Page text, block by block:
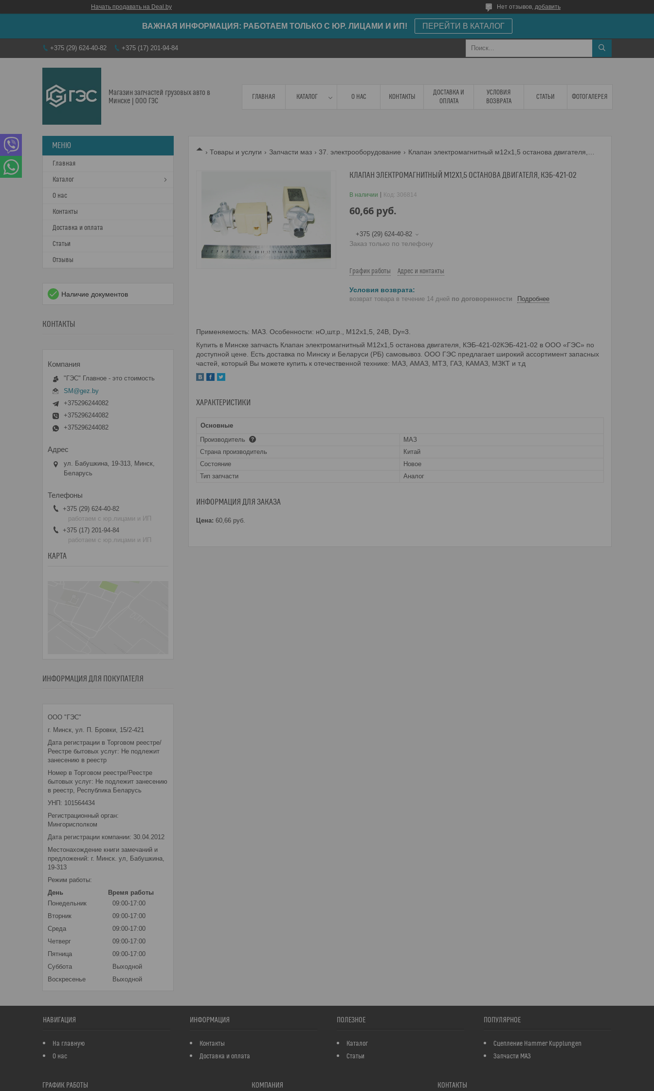
Начать продавать на Deal.by Нет отзывов, добавить
ВАЖНАЯ ИНФОРМАЦИЯ: РАБОТАЕМ ТОЛЬКО С ЮР. ЛИЦАМИ И ИП! ПЕРЕЙТИ В КАТАЛОГ
+375 (29) 624-40-82 +375 (17) 201-94-84
Магазин запчастей грузовых авто в
Минске | ООО ГЭС
ГЛАВНАЯ КАТАЛОГ О НАС КОНТАКТЫ
ДОСТАВКА И
ОПЛАТА
УСЛОВИЯ
ВОЗВРАТА
СТАТЬИ ФОТОГАЛЕРЕЯ
Товары и услуги Запчасти маз 37. электрооборудование
КЛАПАН ЭЛЕКТРОМАГНИТНЫЙ М12Х1,5 ОСТАНОВА ДВИГАТЕЛЯ, КЭБ-421-02
В наличии Код: 306814
60,66 руб.
+375 (29) 624-40-82
Заказ только по телефону
График работы Адрес и контакты
возврат товара в течение 14 дней по договоренности Подробнее
Применяемость: МАЗ. Особенности: нО,шт.р., М12х1,5, 24В, Dу=3.
Купить в Минске запчасть Клапан электромагнитный М12х1,5 останова двигателя, КЭБ-421-02КЭБ-421-02 в ООО «ГЭС» по
доступной цене. Есть доставка по Минску и Беларуси (РБ) самовывоз. ООО ГЭС предлагает широкий ассортимент запасных
частей, который Вы можете купить к отечественной технике: МАЗ, АМАЗ, МТЗ, ГАЗ, КАМАЗ, МЗКТ и т.д
ХАРАКТЕРИСТИКИ
Основные
Производитель
МАЗ
Страна производитель
Китай
Состояние
Новое
Тип запчасти
Аналог
ИНФОРМАЦИЯ ДЛЯ ЗАКАЗА
Цена: 60,66 руб.
Главная
Каталог
О нас
Контакты
Доставка и оплата
Статьи
Отзывы
Наличие документов
КОНТАКТЫ
"ГЭС" Главное - это стоимость
SM@gez.by
+375296244082
+375296244082
+375296244082
ул. Бабушкина, 19-313, Минск,
Беларусь
+375 (29) 624-40-82
работаем с юр.лицами и ИП
+375 (17) 201-94-84
работаем с юр.лицами и ИП
КАРТА
ИНФОРМАЦИЯ ДЛЯ ПОКУПАТЕЛЯ
ООО "ГЭС"
г. Минск, ул. П. Бровки, 15/2-421
Дата регистрации в Торговом реестре/
Реестре бытовых услуг: Не подлежит
занесению в реестр
Номер в Торговом реестре/Реестре
бытовых услуг: Не подлежит занесению
в реестр, Республика Беларусь
УНП: 101564434
Регистрационный орган:
Мингорисполком
Дата регистрации компании: 30.04.2012
Местонахождение книги замечаний и
предложений: г. Минск. ул, Бабушкина,
19-313
Режим работы:
День
Время работы
Понедельник
09:00-17:00
Вторник
09:00-17:00
Среда
09:00-17:00
Четверг
09:00-17:00
Пятница
09:00-17:00
Суббота
Выходной
Воскресенье
Выходной
НАВИГАЦИЯ
На главную
О нас
ИНФОРМАЦИЯ
Контакты
Доставка и оплата
ПОЛЕЗНОЕ
Каталог
Статьи
ПОПУЛЯРНОЕ
Сцепление Hammer Kupplungen
Запчасти МАЗ
ГРАФИК РАБОТЫ